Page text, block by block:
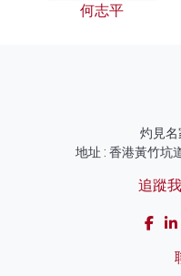
何志平
灼見名
地址 : 香港黃竹坑
追蹤